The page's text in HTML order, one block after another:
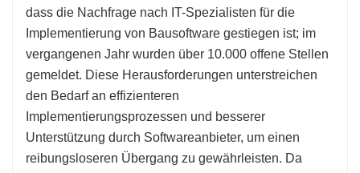
dass die Nachfrage nach IT-Spezialisten für die
Implementierung von Bausoftware gestiegen ist; im
vergangenen Jahr wurden über 10.000 offene Stellen
gemeldet. Diese Herausforderungen unterstreichen
den Bedarf an effizienteren
Implementierungsprozessen und besserer
Unterstützung durch Softwareanbieter, um einen
reibungsloseren Übergang zu gewährleisten. Da